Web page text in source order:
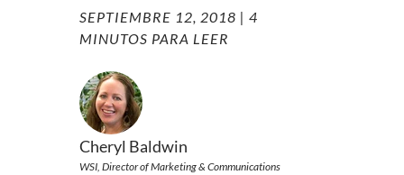
SEPTIEMBRE 12, 2018 | 4
MINUTOS PARA LEER
Cheryl Baldwin
WSI, Director of Marketing & Communications